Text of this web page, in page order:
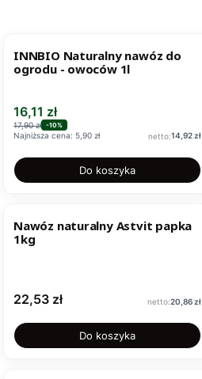
INNBIO Naturalny nawóz do
ogrodu - owoców 1l
Cena promocyjna
16,11 zł
17,90 zł -10%
Najniższa cena: 5,90 zł Cena
14,92 zł
Do koszyka
Nawóz naturalny Astvit papka
1kg
Cena
22,53 zł Cena
20,86 zł
Do koszyka